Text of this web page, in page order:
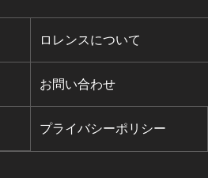
ロレンスについて
お問い合わせ
プライバシーポリシー